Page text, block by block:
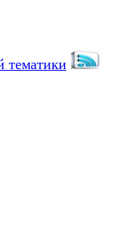
тематики